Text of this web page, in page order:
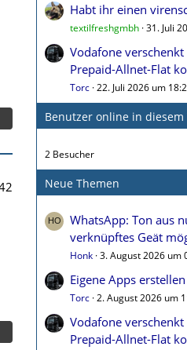
Habt ihr einen
textilfreshgmbh 31. Juli
Vodafone verschenkt
Prepaid-Allnet-Flat
Torc 22. Juli 2026 um
Benutzer online in diesem
2 Besucher
Neue Themen
WhatsApp: Ton aus
verknüpftes Geät
Honk 3. August 2026 um
Eigene Apps erstellen
Torc 2. August 2026 um
Vodafone verschenkt
Prepaid-Allnet-Flat